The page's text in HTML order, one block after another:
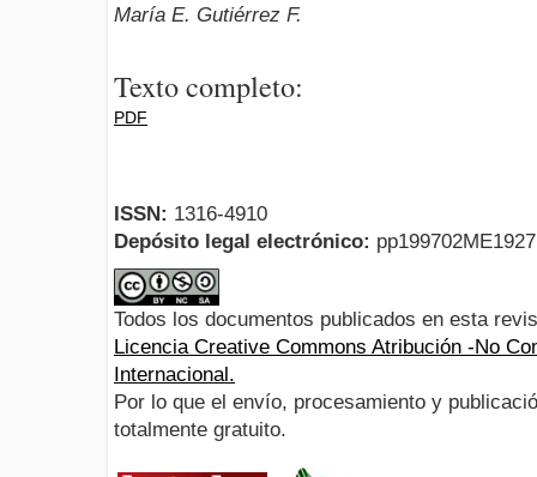
María E. Gutiérrez F.
Texto completo:
PDF
ISSN: 1316-4910
Depósito legal electrónico:
Todos los documentos publicados en esta
Licencia Creative Commons Atribución -No
Internacional.
Por lo que el envío, procesamiento y
totalmente gratuito.